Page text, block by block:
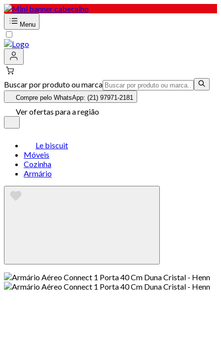
Menu
Buscar por produto ou marca
Compre pelo WhatsApp: (21) 97971-2181
Ver ofertas para a região
Le biscuit
Móveis
Cozinha
Armário